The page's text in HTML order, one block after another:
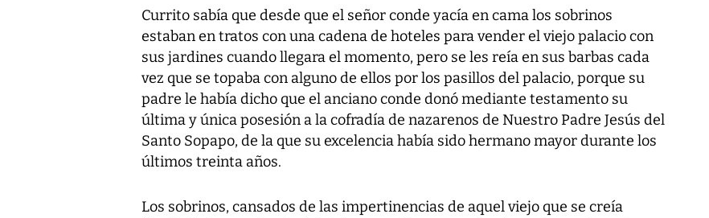
Currito sabía que desde que el señor conde yacía en cama los sobrinos
estaban en tratos con una cadena de hoteles para vender el viejo palacio con
sus jardines cuando llegara el momento, pero se les reía en sus barbas cada
vez que se topaba con alguno de ellos por los pasillos del palacio, porque su
padre le había dicho que el anciano conde donó mediante testamento su
última y única posesión a la cofradía de nazarenos de Nuestro Padre Jesús del
Santo Sopapo, de la que su excelencia había sido hermano mayor durante los
últimos treinta años.
Los sobrinos, cansados de las impertinencias de aquel viejo que se creía